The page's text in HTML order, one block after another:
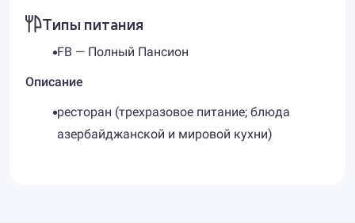
Типы питания
FB — Полный Пансион
Описание
ресторан (трехразовое питание; блюда
азербайджанской и мировой кухни)